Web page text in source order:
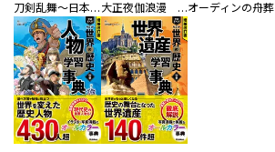
刀剣乱舞～日本号つれづれ酒～ 大正夜伽浪漫 －金曜日の花嫁—オーディンの舟葬